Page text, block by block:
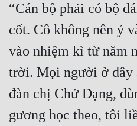
“Cán bộ phải có bộ
cốt. Cô không nên ỷ
vào nhiệm kì từ năm
trời. Mọi người ở đây
đàn chị Chử Dạng,
gương học theo, tôi